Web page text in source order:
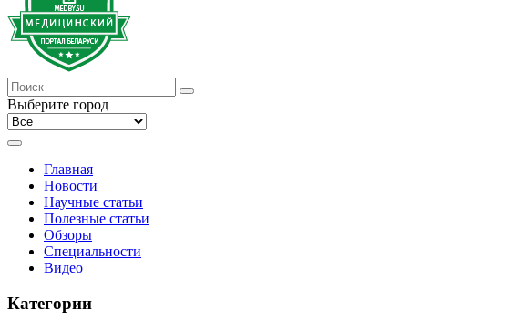
Выберите город
Главная
Новости
Научные статьи
Полезные статьи
Обзоры
Специальности
Видео
Категории